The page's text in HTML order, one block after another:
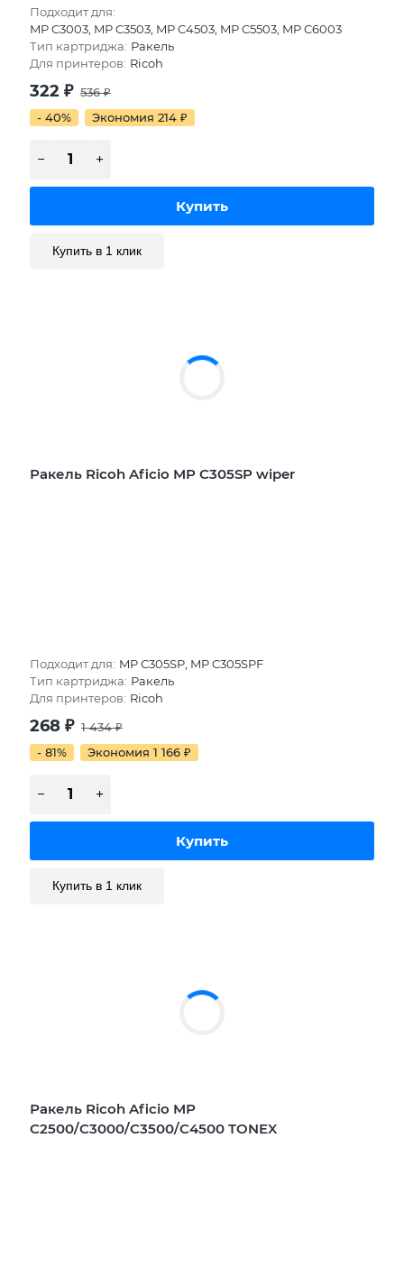
Подходит для:
MP C3003, MP C3503, MP C4503, MP C5503, MP C6003
Тип картриджа: Ракель
Для принтеров: Ricoh
322 ₽ 536₽
- 40%
Экономия 214 ₽
Купить в 1 клик
Ракель Ricoh Aficio MP C305SP wiper
Подходит для: MP C305SP, MP C305SPF
Тип картриджа: Ракель
Для принтеров: Ricoh
268 ₽ 1 434₽
- 81%
Экономия 1 166 ₽
Купить в 1 клик
Ракель Ricoh Aficio MP
C2500/C3000/C3500/C4500 TONEX